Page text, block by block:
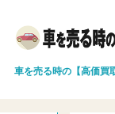
車を売る時の【高価買